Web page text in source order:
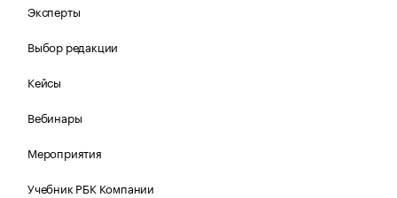
Эксперты
Выбор редакции
Кейсы
Вебинары
Мероприятия
Учебник РБК Компании